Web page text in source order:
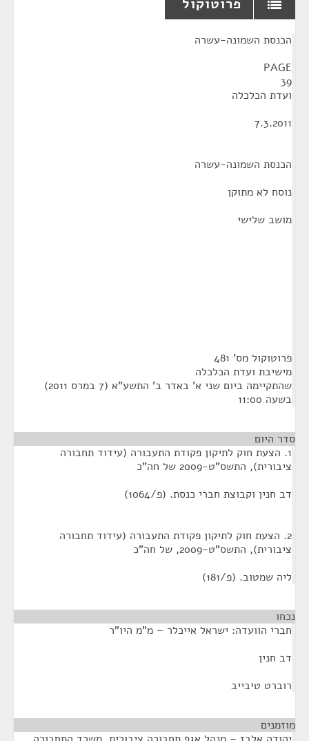
פרוטוקול
הכנסת השמונה-עשרה
PAGE
39
ועדת הכלכלה
7.3.2011
הכנסת השמונה-עשרה
נוסח לא מתוקן
מושב שלישי
פרוטוקול מס' 481
מישיבת ועדת הכלכלה
שהתקיימה ביום שני א' באדר ב' התשע"א (7 במרס 2011)
בשעה 11:00
סדר היום
1. הצעת חוק לתיקון פקודת התעבורה (עידוד תחבורה
ציבורית), התשס"ט-2009 של חה"כ
דב חנין וקבוצת חברי כנסת. (פ/1064)
2. הצעת חוק לתיקון פקודת התעבורה (עידוד תחבורה
ציבורית), התשס"ט-2009, של חה"כ
ליה שמטוב. (פ/181)
נכחו
חברי הוועדה: ישראל אייכלר – מ"מ היו"ר
דב חנין
רוברט טיבייב
מוזמנים